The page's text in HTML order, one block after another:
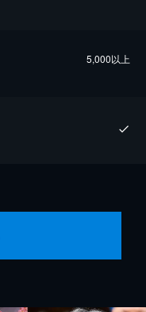
5,000以上